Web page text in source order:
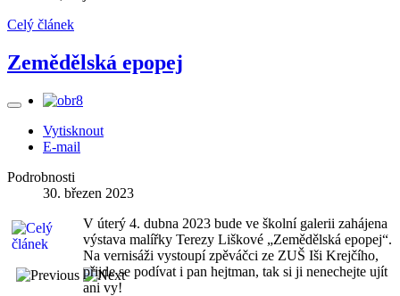
Celý článek
Zemědělská epopej
Vytisknout
E-mail
Podrobnosti
30. březen 2023
V úterý 4. dubna 2023 bude ve školní galerii zahájena
výstava malířky Terezy Liškové „Zemědělská epopej“.
Na vernisáži vystoupí zpěváčci ze ZUŠ Iši Krejčího,
přijde se podívat i pan hejtman, tak si ji nenechejte ujít
ani vy!